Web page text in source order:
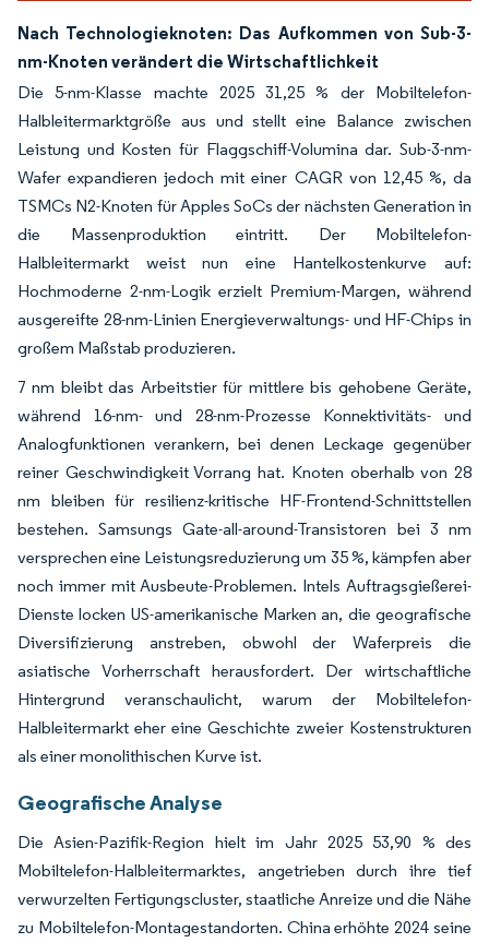
Nach Technologieknoten: Das Aufkommen von Sub-3-
nm-Knoten verändert die Wirtschaftlichkeit
Die 5-nm-Klasse machte 2025 31,25 % der Mobiltelefon-
Halbleitermarktgröße aus und stellt eine Balance zwischen
Leistung und Kosten für Flaggschiff-Volumina dar. Sub-3-nm-
Wafer expandieren jedoch mit einer CAGR von 12,45 %, da
TSMCs N2-Knoten für Apples SoCs der nächsten Generation in
die Massenproduktion eintritt. Der Mobiltelefon-
Halbleitermarkt weist nun eine Hantelkostenkurve auf:
Hochmoderne 2-nm-Logik erzielt Premium-Margen, während
ausgereifte 28-nm-Linien Energieverwaltungs- und HF-Chips in
großem Maßstab produzieren.
7 nm bleibt das Arbeitstier für mittlere bis gehobene Geräte,
während 16-nm- und 28-nm-Prozesse Konnektivitäts- und
Analogfunktionen verankern, bei denen Leckage gegenüber
reiner Geschwindigkeit Vorrang hat. Knoten oberhalb von 28
nm bleiben für resilienz-kritische HF-Frontend-Schnittstellen
bestehen. Samsungs Gate-all-around-Transistoren bei 3 nm
versprechen eine Leistungsreduzierung um 35 %, kämpfen aber
noch immer mit Ausbeute-Problemen. Intels Auftragsgießerei-
Dienste locken US-amerikanische Marken an, die geografische
Diversifizierung anstreben, obwohl der Waferpreis die
asiatische Vorherrschaft herausfordert. Der wirtschaftliche
Hintergrund veranschaulicht, warum der Mobiltelefon-
Halbleitermarkt eher eine Geschichte zweier Kostenstrukturen
als einer monolithischen Kurve ist.
Geografische Analyse
Die Asien-Pazifik-Region hielt im Jahr 2025 53,90 % des
Mobiltelefon-Halbleitermarktes, angetrieben durch ihre tief
verwurzelten Fertigungscluster, staatliche Anreize und die Nähe
zu Mobiltelefon-Montagestandorten. China erhöhte 2024 seine